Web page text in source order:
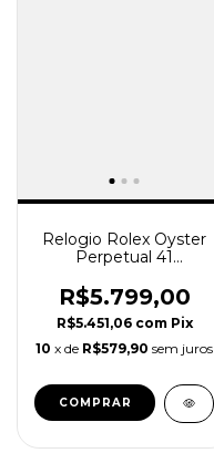
Relogio Rolex Oyster
Perpetual 41
Super Clone REF.
124300
R$5.799,00
R$5.451,06 com Pix
10 x de R$579,90 sem juros